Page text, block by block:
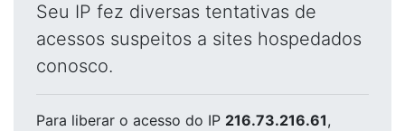
Seu IP fez diversas tentativas de
acessos suspeitos a sites hospedados
conosco.
Para liberar o acesso do IP 216.73.216.61,